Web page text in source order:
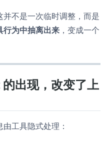
不是一次临时调整，而是
行为中抽离出来 ，变成一个
出现，改变了上
工具隐式处理：